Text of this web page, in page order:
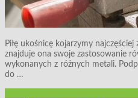
Piłę ukośnicę kojarzymy
znajduje ona swoje zastosowanie
wykonanych z różnych metali.
do …